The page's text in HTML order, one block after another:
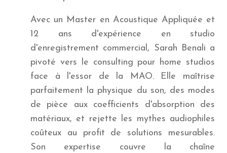
Avec un Master en Acoustique Appliquée et
12 ans d'expérience en studio
d'enregistrement commercial, Sarah Benali a
pivoté vers le consulting pour home studios
face à l'essor de la MAO. Elle maîtrise
parfaitement la physique du son, des modes
de pièce aux coefficients d'absorption des
matériaux, et rejette les mythes audiophiles
coûteux au profit de solutions mesurables.
Son expertise couvre la chaîne